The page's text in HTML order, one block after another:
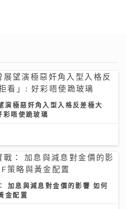
演極惡奸角入型入格反差極大
唔使跪玻璃
加息與減息對金價的影響 如何
金配置